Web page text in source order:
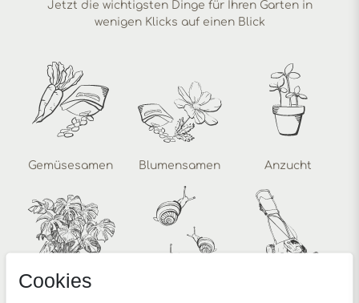
Jetzt die wichtigsten Dinge für Ihren Garten in
wenigen Klicks auf einen Blick
Gemüsesamen Blumensamen Anzucht
Cookies